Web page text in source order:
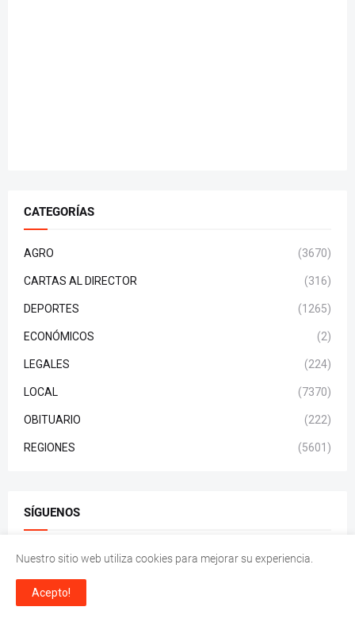
CATEGORÍAS
AGRO (3670)
CARTAS AL DIRECTOR (316)
DEPORTES (1265)
ECONÓMICOS (2)
LEGALES (224)
LOCAL (7370)
OBITUARIO (222)
REGIONES (5601)
SÍGUENOS
Nuestro sitio web utiliza cookies para mejorar su experiencia.
Acepto!